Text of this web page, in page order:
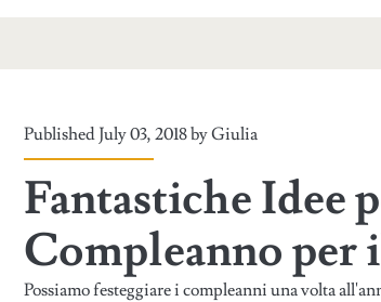
Published July 03, 2018 byGiulia
Fantastiche Idee
Compleanno per
Possiamo festeggiare i compleanni una volta